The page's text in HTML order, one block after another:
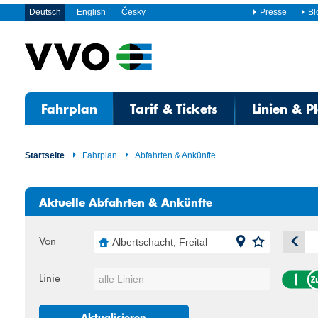
Deutsch English Česky Presse
Fahrplan Tarif & Tickets Linien &
Startseite Fahrplan Abfahrten & Ankünfte
Aktuelle Abfahrten & Ankünfte
Von Albertschacht, Freital
Mo Di
Linie alle Linien